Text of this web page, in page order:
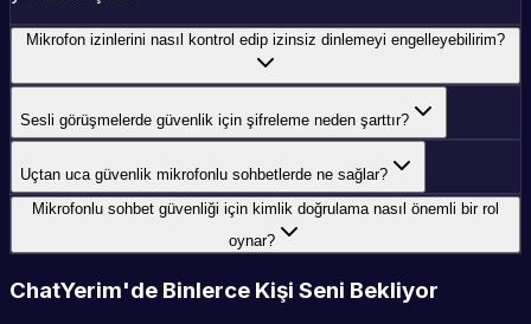
Mikrofon izinlerini nasıl kontrol edip izinsiz dinlemeyi engelleyebilirim?
Sesli görüşmelerde güvenlik için şifreleme neden şarttır?
Uçtan uca güvenlik mikrofonlu sohbetlerde ne sağlar?
Mikrofonlu sohbet güvenliği için kimlik doğrulama nasıl önemli bir rol
oynar?
ChatYerim'de Binlerce Kişi Seni Bekliyor